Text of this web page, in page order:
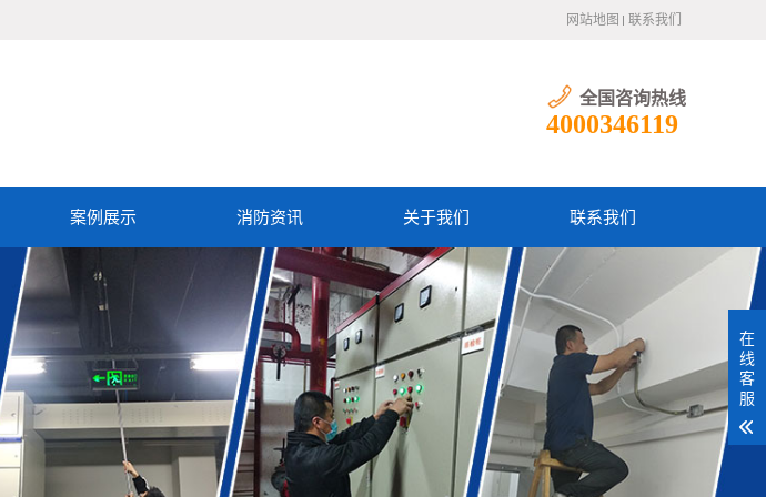
网站地图 联系我们
全国咨询热线
4000346119
案例展示 消防资讯 关于我们 联系我们
在
线
客
服